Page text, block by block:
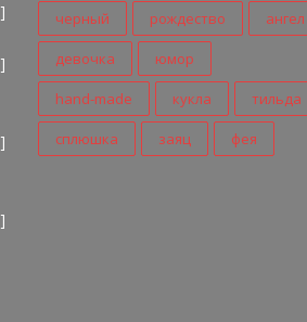
]
]
]
]
черный рождество ангел
девочка юмор
hand-made кукла тильда
сплюшка заяц фея